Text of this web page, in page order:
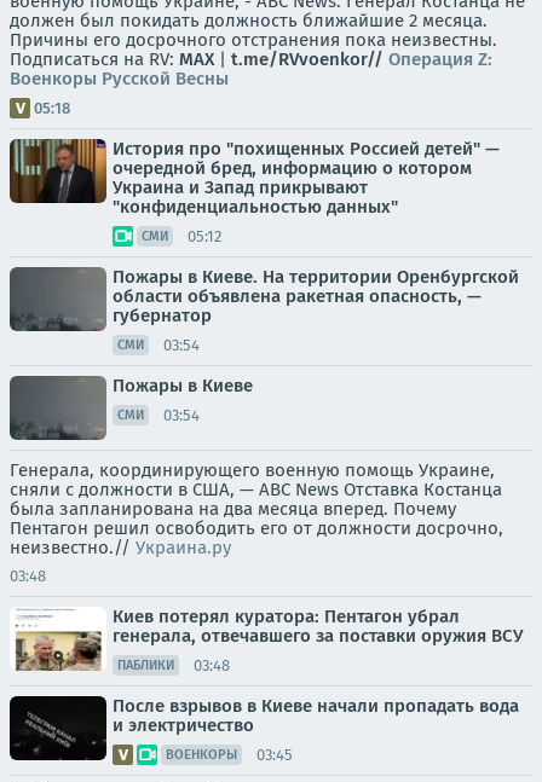
должен был покидать должность ближайшие 2 месяца.
Причины его досрочного отстранения пока неизвестны.
Подписаться на RV: MAX| t.me/RVvoenkor// Операция Z:
Военкоры Русской Весны
05:18
История про "похищенных Россией детей" —
очередной бред, информацию о котором
Украина и Запад прикрывают
"конфиденциальностью данных"
СМИ 05:12
Пожары в Киеве. На территории Оренбургской
области объявлена ракетная опасность, —
губернатор
СМИ 03:54
Пожары в Киеве
СМИ 03:54
Генерала, координирующего военную помощь Украине,
сняли с должности в США, — ABC News Отставка Костанца
была запланирована на два месяца вперед. Почему
Пентагон решил освободить его от должности досрочно,
неизвестно.// Украина.ру
03:48
Киев потерял куратора: Пентагон убрал
генерала, отвечавшего за поставки оружия ВСУ
ПАБЛИКИ 03:48
После взрывов в Киеве начали пропадать вода
и электричество
ВОЕНКОРЫ 03:45